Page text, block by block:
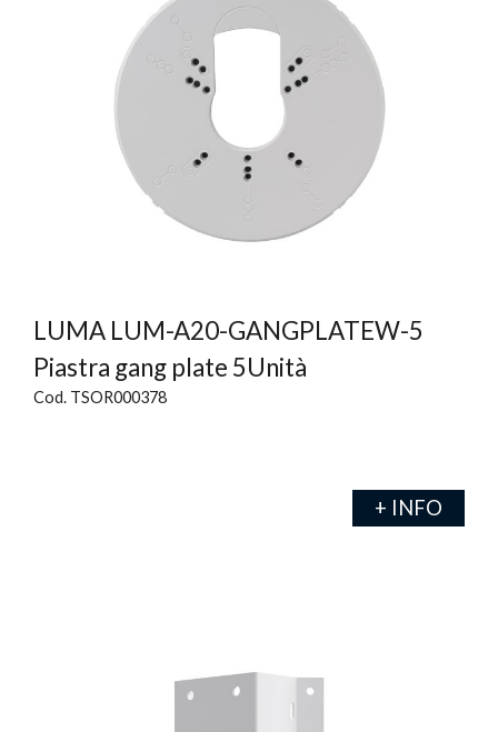
LUMA LUM-A20-GANGPLATEW-5
Piastra gang plate 5Unità
Cod. TSOR000378
+ INFO